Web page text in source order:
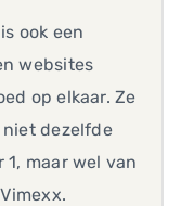
ook een
websites
op elkaar. Ze
dezelfde
1, maar wel van